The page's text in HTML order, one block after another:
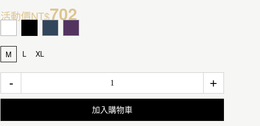
活動價NT$702
M L XL
- +
加入購物車